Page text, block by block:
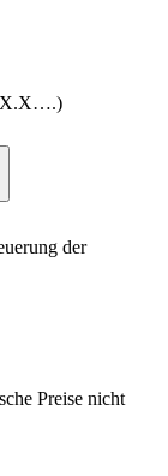
(X.X….)
der
Preise nicht